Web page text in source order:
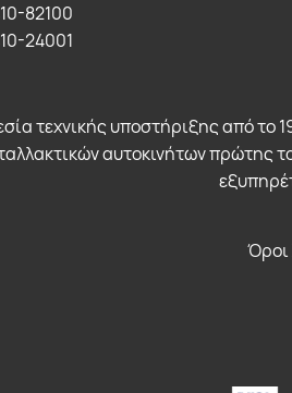
82100
24001
τεχνικής υποστήριξης από το
αυτοκινήτων πρώτης